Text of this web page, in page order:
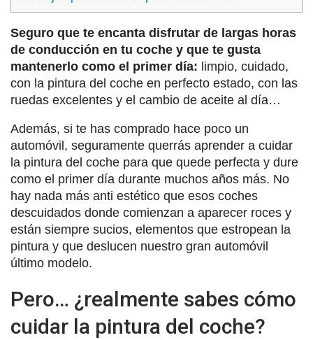
Seguro que te encanta disfrutar de largas horas
de conducción en tu coche y que te gusta
mantenerlo como el primer día: limpio, cuidado,
con la pintura del coche en perfecto estado, con las
ruedas excelentes y el cambio de aceite al día…
Además, si te has comprado hace poco un
automóvil, seguramente querrás aprender a cuidar
la pintura del coche para que quede perfecta y dure
como el primer día durante muchos años más. No
hay nada más anti estético que esos coches
descuidados donde comienzan a aparecer roces y
están siempre sucios, elementos que estropean la
pintura y que deslucen nuestro gran automóvil
último modelo.
Pero… ¿realmente sabes cómo
cuidar la pintura del coche?